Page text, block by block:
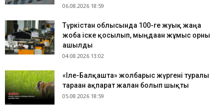
06.08.2026 18:59
Түркістан облысында 100-ге жуық жаңа
жоба іске қосылып, мыңдаған жұмыс орны
ашылды
04.08.2026 13:02
«Іле-Балқашта» жолбарыс жүргені туралы
тараған ақпарат жалған болып шықты
05.08.2026 18:59